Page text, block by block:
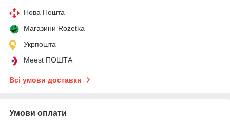
Нова Пошта
Магазини Rozetka
Укрпошта
Meest ПОШТА
Всі умови доставки
Умови оплати